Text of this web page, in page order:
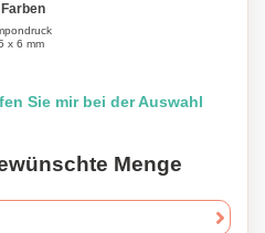
x 6 mm
Sie mir bei der Auswahl
Menge